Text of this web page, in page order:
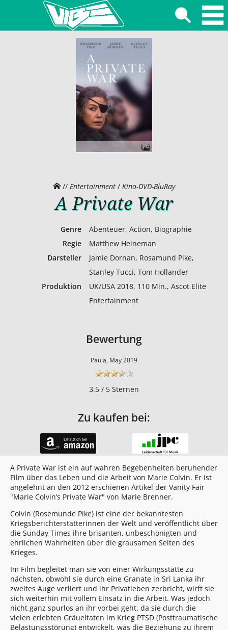
// Entertainment/ Kino-DVD-BluRay
A Private War
Genre
Abenteuer, Action, Biographie
Regie
Matthew Heineman
Darsteller
Jamie Dornan, Rosamund Pike,
Stanley Tucci, Tom Hollander
Produktion
UK/USA 2018, 110 Min., Ascot Elite
Entertainment
Bewertung
Paula, May 2019
3.5 / 5 Sternen
Zu kaufen bei:
A Private War ist ein auf wahren Begebenheiten beruhender
Film über das Leben und die Arbeit von Marie Colvin. Er ist
angelehnt an den 2012 erschienen Artikel der Vanity Fair
"Marie Colvin’s Private War" von Marie Brenner.
Colvin (Rosemunde Pike) ist eine der bekanntesten
Kriegsberichterstatterinnen der Welt und veröffentlicht über
die Sunday Times ihre brisanten, unbeschönigten und
ehrlichen Wahrheiten über die grausamen Seiten des
Krieges.
Im Film begleitet man sie von einer Wirkungsstätte zu
nächsten, obwohl sie durch eine Granate in Sri Lanka ihr
zweites Auge verliert und ihr Privatleben zerbricht, wirft sie
sich weiterhin mit vollem Einsatz in die Arbeit. Was jedoch
nicht ganz spurlos an ihr vorbei geht, da sie durch die
vielen erlebten Gräueltaten im Krieg PTSD (Posttraumatische
Belastungsstörung) entwickelt, was die Beziehung zu ihrem